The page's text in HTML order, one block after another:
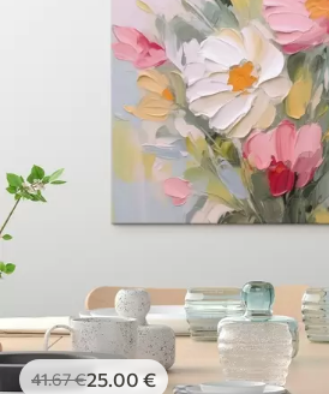
41.67€25.00 €